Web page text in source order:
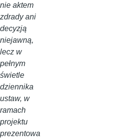
nie aktem
zdrady ani
decyzją
niejawną,
lecz w
pełnym
świetle
dziennika
ustaw, w
ramach
projektu
prezentowa